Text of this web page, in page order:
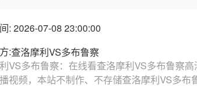
: 2026-07-08 23:00:00
:查洛摩利VS多布鲁察
VS多布鲁察：在线看查洛摩利VS多布鲁察
视频，本站不制作、不存储查洛摩利VS多